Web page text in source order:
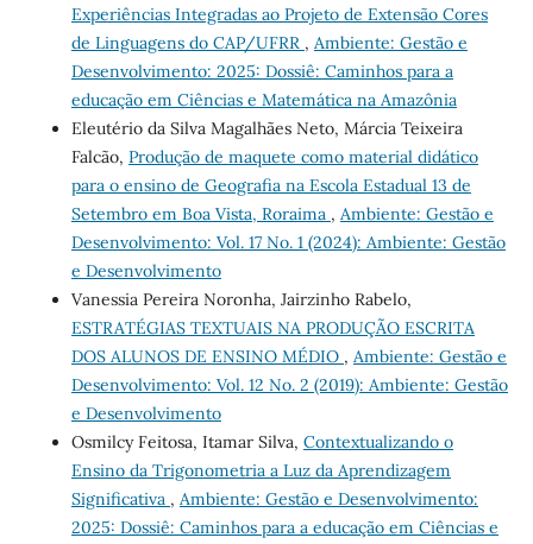
Experiências Integradas ao Projeto de Extensão Cores
de Linguagens do CAP/UFRR , Ambiente: Gestão e
Desenvolvimento: 2025: Dossiê: Caminhos para a
educação em Ciências e Matemática na Amazônia
Eleutério da Silva Magalhães Neto, Márcia Teixeira
Falcão, Produção de maquete como material didático
para o ensino de Geografia na Escola Estadual 13 de
Setembro em Boa Vista, Roraima , Ambiente: Gestão e
Desenvolvimento: Vol. 17 No. 1 (2024): Ambiente: Gestão
e Desenvolvimento
Vanessia Pereira Noronha, Jairzinho Rabelo,
ESTRATÉGIAS TEXTUAIS NA PRODUÇÃO ESCRITA
DOS ALUNOS DE ENSINO MÉDIO , Ambiente: Gestão e
Desenvolvimento: Vol. 12 No. 2 (2019): Ambiente: Gestão
e Desenvolvimento
Osmilcy Feitosa, Itamar Silva, Contextualizando o
Ensino da Trigonometria a Luz da Aprendizagem
Significativa , Ambiente: Gestão e Desenvolvimento:
2025: Dossiê: Caminhos para a educação em Ciências e